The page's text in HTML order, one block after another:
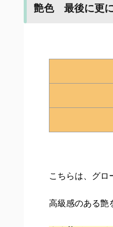
艶色 最後に更
こちらは、グロ
高級感のある艶